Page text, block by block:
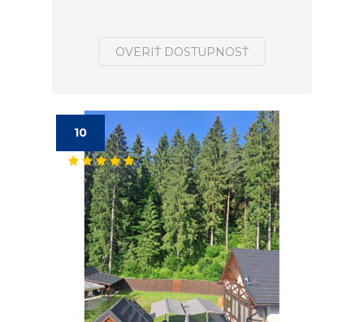
OVERIŤ DOSTUPNOSŤ
10